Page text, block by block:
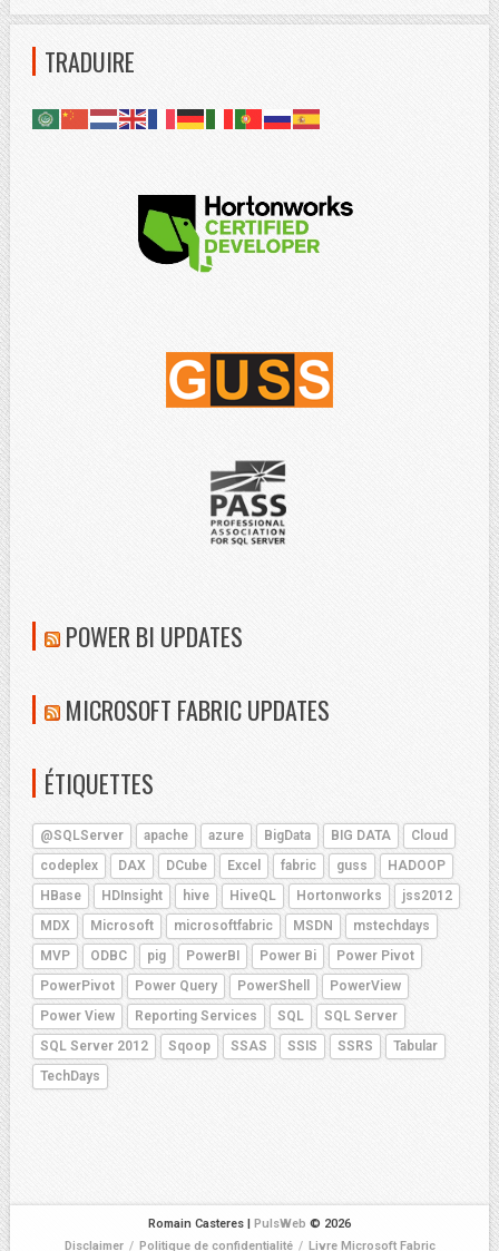
TRADUIRE
POWER BI UPDATES
MICROSOFT FABRIC UPDATES
ÉTIQUETTES
@SQLServer apache azure BigData BIG DATA
Cloud
codeplex
DAX DCube Excel fabric guss
HADOOP
HBase
HDInsight hive HiveQL Hortonworks
jss2012
MDX
Microsoft microsoftfabric MSDN
mstechdays
MVP
ODBC pig PowerBI Power Bi
Power Pivot
PowerPivot
Power Query PowerShell
PowerView
Power View
Reporting Services SQL
SQL Server
SQL Server 2012
Sqoop SSAS SSIS SSRS
Tabular
TechDays
Romain Casteres | PulsWeb © 2026
Disclaimer / Politique de confidentialité / Livre Microsoft Fabric